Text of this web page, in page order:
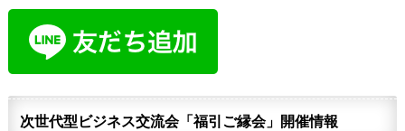
次世代型ビジネス交流会「福引ご縁会」開催情報